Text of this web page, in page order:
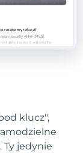
klucz",
Ty jedynie